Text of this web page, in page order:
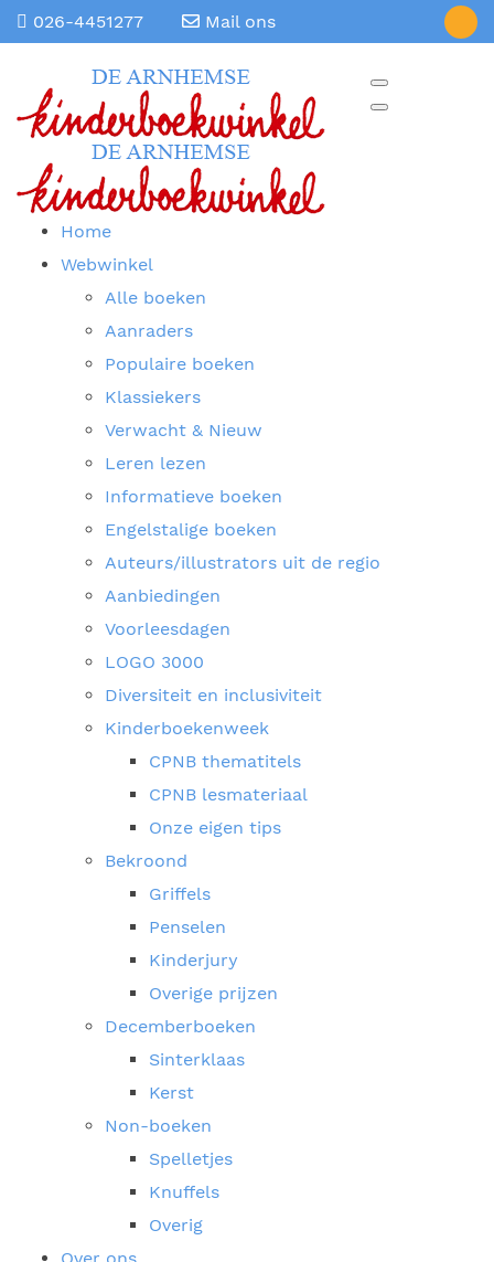
026-4451277 Mail ons
Home
Webwinkel
Alle boeken
Aanraders
Populaire boeken
Klassiekers
Verwacht & Nieuw
Leren lezen
Informatieve boeken
Engelstalige boeken
Auteurs/illustrators uit de regio
Aanbiedingen
Voorleesdagen
LOGO 3000
Diversiteit en inclusiviteit
Kinderboekenweek
CPNB thematitels
CPNB lesmateriaal
Onze eigen tips
Bekroond
Griffels
Penselen
Kinderjury
Overige prijzen
Decemberboeken
Sinterklaas
Kerst
Non-boeken
Spelletjes
Knuffels
Overig